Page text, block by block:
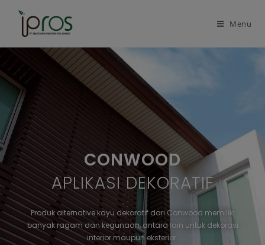
Menu
CONWOOD
APLIKASI DEKORATIF
Produk alternative kayu dekoratif dari Conwood memiliki
banyak ragam dan kegunaan, antara lain untuk dekorasi
interior maupun eksterior.